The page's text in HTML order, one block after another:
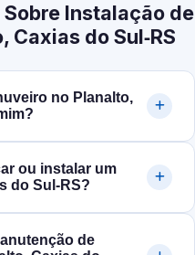
Instalação de
Caxias do Sul‑RS
no Planalto,
ou instalar um
do Sul‑RS?
de